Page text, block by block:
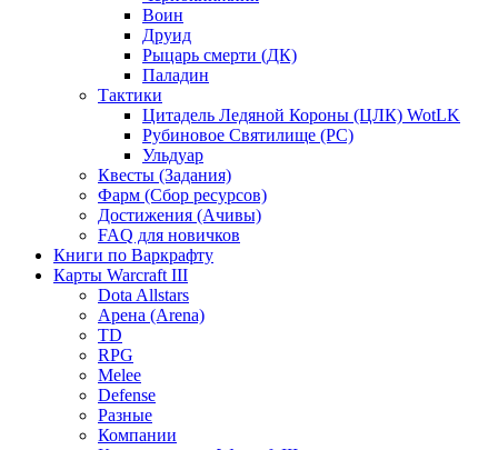
Воин
Друид
Рыцарь смерти (ДК)
Паладин
Тактики
Цитадель Ледяной Короны (ЦЛК) WotLK
Рубиновое Святилище (РС)
Ульдуар
Квесты (Задания)
Фарм (Сбор ресурсов)
Достижения (Ачивы)
FAQ для новичков
Книги по Варкрафту
Карты Warcraft III
Dota Allstars
Арена (Arena)
TD
RPG
Melee
Defense
Разные
Компании